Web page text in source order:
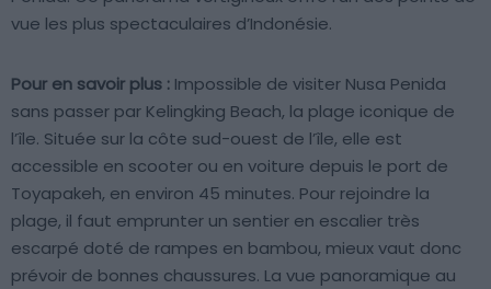
vue les plus spectaculaires d’Indonésie.
Pour en savoir plus : Impossible de visiter Nusa Penida
sans passer par Kelingking Beach, la plage iconique de
l’île. Située sur la côte sud-ouest de l’île, elle est
accessible en scooter ou en voiture depuis le port de
Toyapakeh, en environ 45 minutes. Pour rejoindre la
plage, il faut emprunter un sentier en escalier très
escarpé doté de rampes en bambou, mieux vaut donc
prévoir de bonnes chaussures. La vue panoramique au